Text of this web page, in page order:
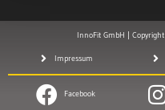
InnoFit GmbH |
Impressum
Facebook